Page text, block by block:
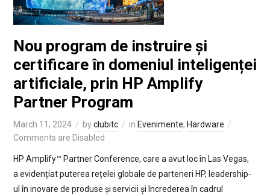
Nou program de instruire și
certificare în domeniul inteligenței
artificiale, prin HP Amplify
Partner Program
March 11, 2024 byclubitc in Evenimente, Hardware
Comments are Disabled
HP Amplify™ Partner Conference, care a avut loc în Las Vegas,
a evidențiat puterea rețelei globale de parteneri HP, leadership-
ul în inovare de produse și servicii și încrederea în cadrul